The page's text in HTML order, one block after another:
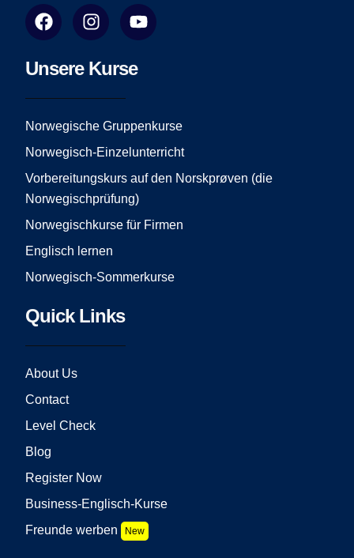
F
a
e
o
o
I
n
t
g
r
m
Y
o
t
e
Unsere Kurse
Norwegische Gruppenkurse
Norwegisch-Einzelunterricht
Vorbereitungskurs auf den Norskprøven (die
Norwegischprüfung)
Norwegischkurse für Firmen
Englisch lernen
Norwegisch-Sommerkurse
Quick Links
About Us
Contact
Level Check
Blog
Register Now
Business-Englisch-Kurse
Freunde werben
New